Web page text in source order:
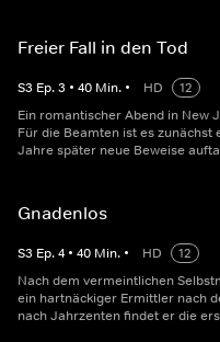
Freier Fall in den Tod
S3 Ep.3 • 40 Min. • HD
12
Ein romantischer Abend in New
Für die Beamten ist es
Jahre später neue Beweise
Gnadenlos
S3 Ep.4 • 40 Min. • HD
12
Nach dem vermeintlichen
ein hartnäckiger Ermittler nach
nach Jahrzenten findet er die